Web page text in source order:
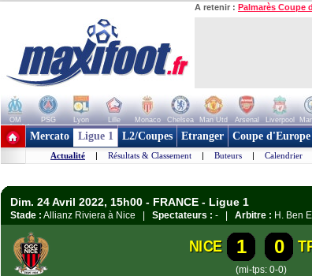
A retenir : Palmarès Coupe
OM PSG Lyon Lille Monaco Chelsea Man Utd Arsenal Liverpool
+ de clubs
Mercato Ligue 1 L2/Coupes Etranger Coupe d'Europe
Actualité | Résultats & Classement | Buteurs | Calendrier
Dim. 24 Avril 2022, 15h00 - FRANCE - Ligue 1
Stade : Allianz Riviera à Nice | Spectateurs : - | Arbitre : H. Ben
NICE 1 0
(mi-tps: 0-0)